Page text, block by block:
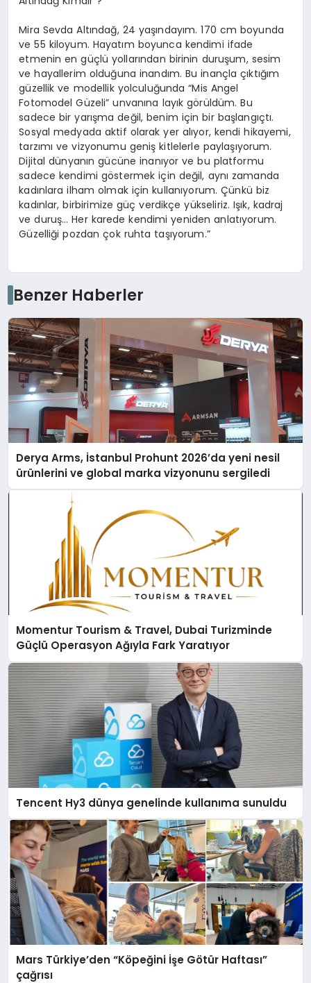
Mira Sevda Altındağ, 24 yaşındayım. 170 cm boyunda
ve 55 kiloyum. Hayatım boyunca kendimi ifade
etmenin en güçlü yollarından birinin duruşum, sesim
ve hayallerim olduğuna inandım. Bu inançla çıktığım
güzellik ve modellik yolculuğunda “Mis Angel
Fotomodel Güzeli” unvanına layık görüldüm. Bu
sadece bir yarışma değil, benim için bir başlangıçtı.
Sosyal medyada aktif olarak yer alıyor, kendi hikayemi,
tarzımı ve vizyonumu geniş kitlelerle paylaşıyorum.
Dijital dünyanın gücüne inanıyor ve bu platformu
sadece kendimi göstermek için değil, aynı zamanda
kadınlara ilham olmak için kullanıyorum. Çünkü biz
kadınlar, birbirimize güç verdikçe yükseliriz. Işık, kadraj
ve duruş… Her karede kendimi yeniden anlatıyorum.
Güzelliği pozdan çok ruhta taşıyorum.”
Benzer Haberler
Derya Arms, İstanbul Prohunt 2026’da yeni nesil
ürünlerini ve global marka vizyonunu sergiledi
Momentur Tourism & Travel, Dubai Turizminde
Güçlü Operasyon Ağıyla Fark Yaratıyor
Tencent Hy3 dünya genelinde kullanıma sunuldu
Mars Türkiye’den “Köpeğini İşe Götür Haftası”
çağrısı